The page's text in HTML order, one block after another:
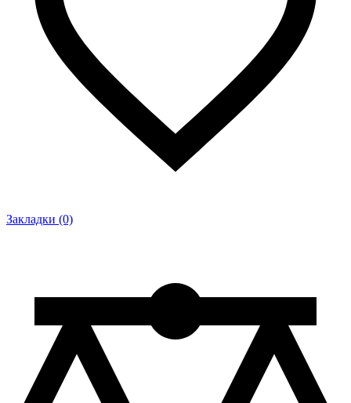
Закладки (0)